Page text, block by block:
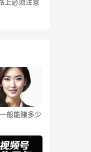
上必须注意
般能赚多少